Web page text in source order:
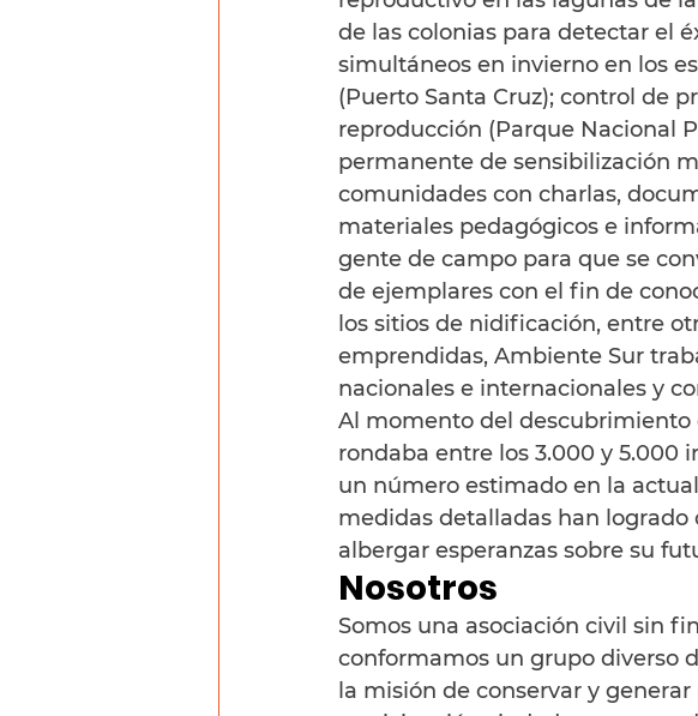
de las colonias para detectar el
simultáneos en invierno en los
(Puerto Santa Cruz); control de
reproducción (Parque Nacional
permanente de sensibilización
comunidades con charlas,
materiales pedagógicos e
gente de campo para que se
de ejemplares con el fin de
los sitios de nidificación, entre
emprendidas, Ambiente Sur
nacionales e internacionales y
Al momento del descubrimiento
rondaba entre los 3.000 y 5.000
un número estimado en la
medidas detalladas han
albergar esperanzas sobre su
Nosotros
Somos una asociación civil sin
conformamos un grupo diverso
la misión de conservar y